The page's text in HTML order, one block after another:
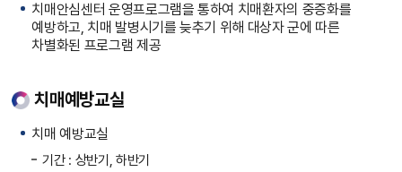
치매안심센터 운영프로그램을 통하여 치매환자의 중증화를
예방하고, 치매 발병시기를 늦추기 위해 대상자 군에 따른
차별화된 프로그램 제공
치매예방교실
치매 예방교실
기간 : 상반기, 하반기